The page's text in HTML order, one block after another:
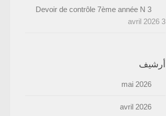
Devoir de contrôle 7ème année N 3
3 avril 2026
أرشيف
mai 2026
avril 2026